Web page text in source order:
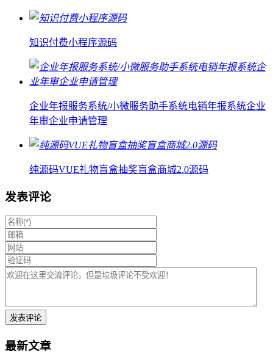
知识付费小程序源码
企业年报服务系统/小微服务助手系统电销年报系统企业
年审企业申请管理
纯源码VUE礼物盲盒抽奖盲盒商城2.0源码
发表评论
最新文章